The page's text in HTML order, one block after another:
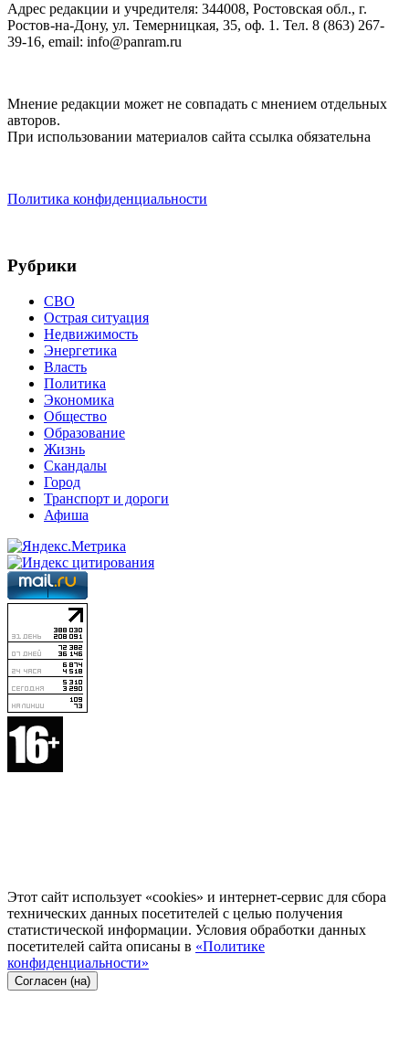
Адрес редакции и учредителя: 344008, Ростовская обл., г.
Ростов-на-Дону, ул. Темерницкая, 35, оф. 1. Тел. 8 (863) 267-
39-16, email: info@panram.ru
Мнение редакции может не совпадать с мнением отдельных
авторов.
При использовании материалов сайта ссылка обязательна
Политика конфиденциальности
Рубрики
СВО
Острая ситуация
Недвижимость
Энергетика
Власть
Политика
Экономика
Общество
Образование
Жизнь
Скандалы
Город
Транспорт и дороги
Афиша
Этот сайт использует «cookies» и интернет-сервис для сбора
технических данных посетителей с целью получения
статистической информации. Условия обработки данных
посетителей сайта описаны в «Политике
конфиденциальности»
Согласен (на)